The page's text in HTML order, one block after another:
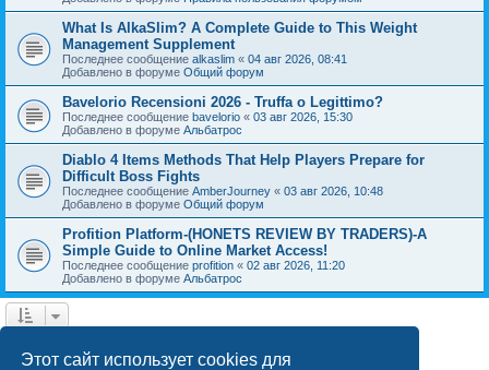
Этот сайт использует cookies для
What Is AlkaSlim? A Complete Guide to This Weight
Management Supplement
Последнее сообщение alkaslim « 04 авг 2026, 08:41
Добавлено в форуме Общий форум
Bavelorio Recensioni 2026 - Truffa o Legittimo?
Последнее сообщение bavelorio « 03 авг 2026, 15:30
Добавлено в форуме Альбатрос
Diablo 4 Items Methods That Help Players Prepare for
Difficult Boss Fights
Последнее сообщение AmberJourney « 03 авг 2026, 10:48
Добавлено в форуме Общий форум
Profition Platform-(HONETS REVIEW BY TRADERS)-A
Simple Guide to Online Market Access!
Последнее сообщение profition « 02 авг 2026, 11:20
Добавлено в форуме Альбатрос